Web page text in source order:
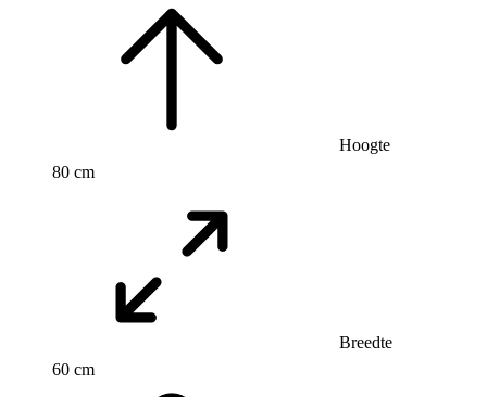
Hoogte
80 cm
Breedte
60 cm